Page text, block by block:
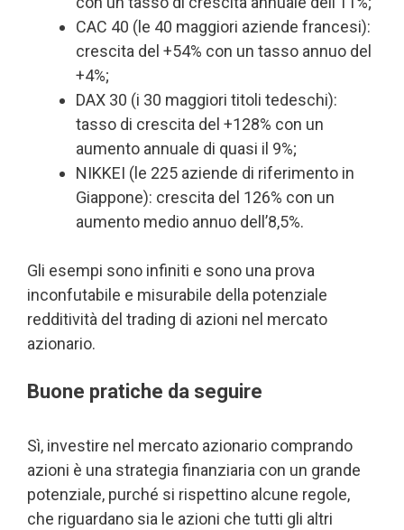
CAC 40 (le 40 maggiori aziende francesi):
crescita del +54% con un tasso annuo del
+4%;
DAX 30 (i 30 maggiori titoli tedeschi):
tasso di crescita del +128% con un
aumento annuale di quasi il 9%;
NIKKEI (le 225 aziende di riferimento in
Giappone): crescita del 126% con un
aumento medio annuo dell’8,5%.
Gli esempi sono infiniti e sono una prova
inconfutabile e misurabile della potenziale
redditività del trading di azioni nel mercato
azionario.
Buone pratiche da seguire
Sì, investire nel mercato azionario comprando
azioni è una strategia finanziaria con un grande
potenziale, purché si rispettino alcune regole,
che riguardano sia le azioni che tutti gli altri